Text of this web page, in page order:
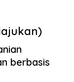
berbasis